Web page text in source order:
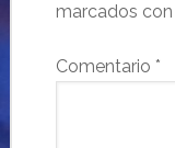
marcados con
Comentario *